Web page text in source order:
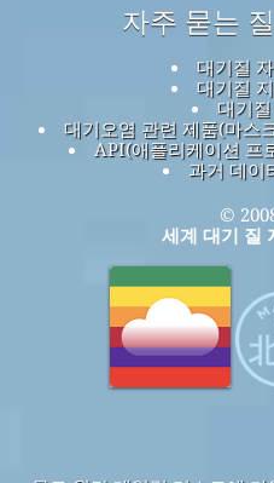
자주 묻는
대기질
대기질
대기
대기오염 관련 제품(마스
API(애플리케이션 프
과거 데이
©
세계 대기 질